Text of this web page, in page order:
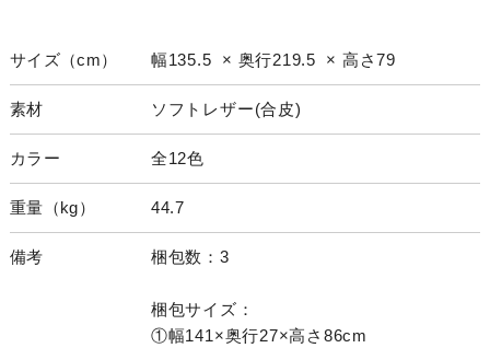
サイズ（cm） 幅135.5 × 奥行219.5 × 高さ79
素材 ソフトレザー(合皮)
カラー 全12色
重量（kg） 44.7
備考 梱包数：3
梱包サイズ：
①幅141×奥行27×高さ86cm